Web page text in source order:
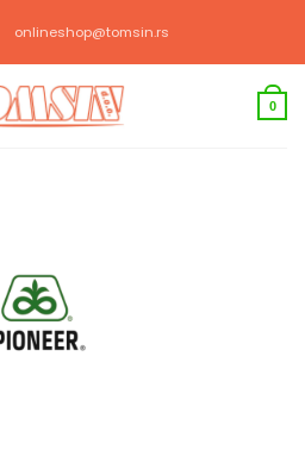
onlineshop@tomsin.rs
0